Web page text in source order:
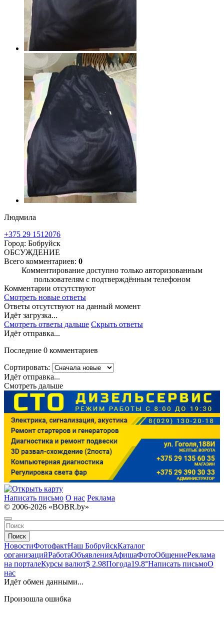
Людмила
+375 29 1512076
Город: Бобруйск
ОБСУЖДЕНИЕ
Всего комментариев: 0
Комментирование доступно только авторизованным
пользователям с подтверждённым телефоном
Комментарии отсутствуют
Смотреть новые ответы
Ответы отсутствуют на данный момент
Идёт загрузка...
Смотреть ответы дальше Скрыть ответы
Идёт отправка...
Последние 0 комментариев
Сортировать:
Идёт отправка...
Смотреть дальше
Написать письмо О нас Реклама
© 2006-2026 «BOBR.by»
Поиск
НовостиФотофактНаш БобруйскКаталог
организацийРаботаОбъявленияАфишаФотоОбщениеРеклама
на порталеКурсы валют$ 2.98Погода19.8°Написать письмоО
нас
Идёт обмен данными...
Произошла ошибка